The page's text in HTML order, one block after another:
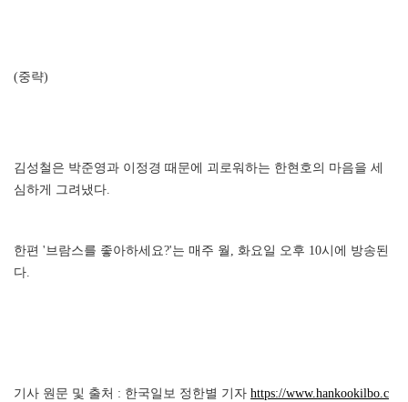
(중략)
김성철은 박준영과 이정경 때문에 괴로워하는 한현호의 마음을 세
심하게 그려냈다.
한편 '브람스를 좋아하세요?'는 매주 월, 화요일 오후 10시에 방송된
다.
기사 원문 및 출처 : 한국일보 정한별 기자 https://www.hankookilbo.c